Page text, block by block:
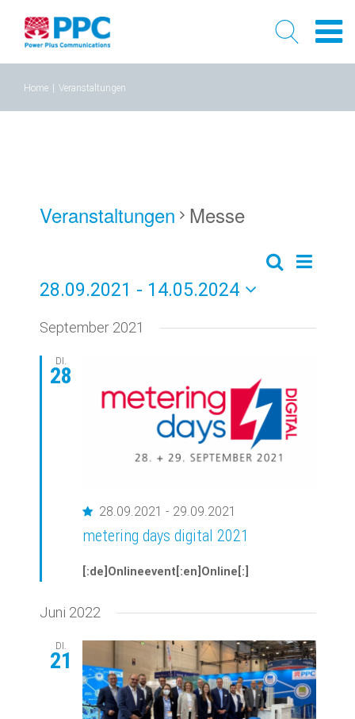
content
Home Veranstaltungen
Veranstaltungen Messe
und
Liste
28.09.2021 - 14.05.2024
Datum
September 2021
DI.
28
Empfohlen
28.09.2021 - 29.09.2021
metering days digital 2021
[:de]Onlineevent[:en]Online[:]
Juni 2022
DI.
21